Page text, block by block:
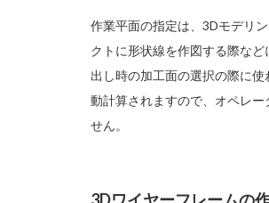
作業平面の指定は、3Dモデリ
クトに形状線を作図する際な
出し時の加工面の選択の際に
動計算されますので、オペレ
せん。